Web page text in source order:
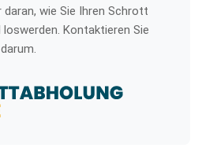
daran, wie Sie Ihren Schrott
Kontaktieren Sie